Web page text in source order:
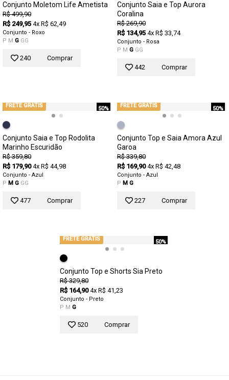
Conjunto Moletom Life Ametista
R$ 499,90
R$ 249,95 4x R$ 62,49
Conjunto - Roxo
P M G GG
240 Comprar
Conjunto Saia e Top Aurora
Coralina
R$ 269,90
R$ 134,95 4x R$ 33,74
Conjunto - Rosa
P M G GG
442 Comprar
50%
FRETE GRÁTIS
Conjunto Saia e Top Rodolita
Marinho Escuridão
R$ 359,80
R$ 179,90 4x R$ 44,98
Conjunto - Azul
P M G GG
477 Comprar
50%
FRETE GRÁTIS
Conjunto Top e Saia Amora Azul
Garoa
R$ 339,80
R$ 169,90 4x R$ 42,48
Conjunto - Azul
P M G
227 Comprar
50%
FRETE GRÁTIS
Conjunto Top e Shorts Sia Preto
R$ 329,80
R$ 164,90 4x R$ 41,23
Conjunto - Preto
P M G
520 Comprar